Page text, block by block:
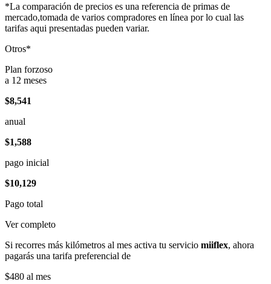
*La comparación de precios es una referencia de primas de
mercado,tomada de varios compradores en línea por lo cual las
tarifas aqui presentadas pueden variar.
Otros*
Plan forzoso
a 12 meses
$8,541
anual
$1,588
pago inicial
$10,129
Pago total
Ver completo
Si recorres más kilómetros al mes activa tu servicio miiflex, ahora
pagarás una tarifa preferencial de
$480 al mes